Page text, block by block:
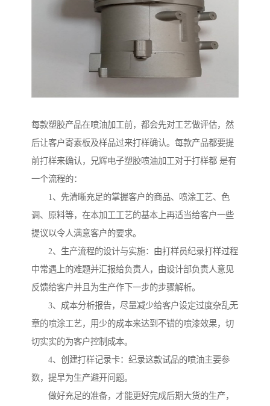
每款塑胶产品在喷油加工前，都会先对工艺做评估，然
后让客户寄素板及样品过来打样确认。每款产品都要提
前打样来确认，兄辉电子塑胶喷油加工对于打样都 是有
一个流程的：
1、先清晰充足的掌握客户的商品、喷涂工艺、色
调、原料等，在本加工工艺的基本上再适当给客户一些
提议以令人满意客户的要求。
2、生产流程的设计与实施：由打样员纪录打样过程
中常遇上的难题并汇报给负责人，由设计部负责人意见
反馈给客户并且为生产作下一步的步骤解析。
3、成本分析报告，尽量减少给客户设定过度杂乱无
章的喷涂工艺，用少的成本来达到不错的喷漆效果，切
切实实的为客户控制成本。
4、创建打样记录卡：纪录这款试品的喷油主要参
数，提早为生产避开问题。
做好充足的准备，才能更好完成后期大货的生产，